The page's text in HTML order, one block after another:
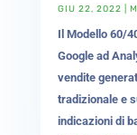
GIU 22, 2022
Il Modello 60/
Google ad
vendite
tradizionale e
indicazioni di